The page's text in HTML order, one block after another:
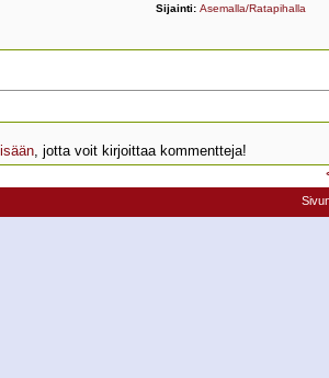
Sijainti: Asemalla/Ratapihalla
, jotta voit kirjoittaa kommentteja!